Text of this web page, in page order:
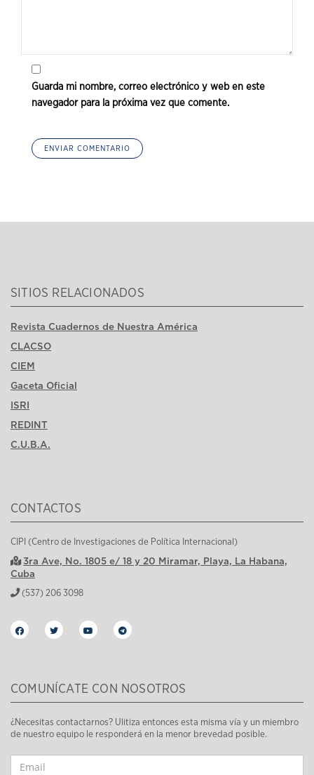
Guarda mi nombre, correo electrónico y web en este
navegador para la próxima vez que comente.
SITIOS RELACIONADOS
Revista Cuadernos de Nuestra América
CLACSO
CIEM
Gaceta Oficial
ISRI
REDINT
C.U.B.A.
CONTACTOS
CIPI (Centro de Investigaciones de Política Internacional)
3ra Ave, No. 1805 e/ 18 y 20 Miramar, Playa, La Habana,
Cuba
(537) 206 3098
COMUNÍCATE CON NOSOTROS
¿Necesitas contactarnos? Ulitiza entonces esta misma vía y un miembro
de nuestro equipo le responderá en la menor brevedad posible.